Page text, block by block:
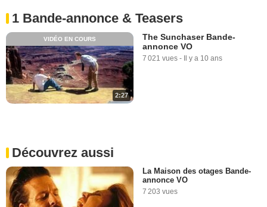
1 Bande-annonce & Teasers
2:27
VIDÉO EN COURS
The Sunchaser Bande-
annonce VO
7 021 vues - Il y a 10 ans
Découvrez aussi
La Maison des otages Bande-
annonce VO
7 203 vues